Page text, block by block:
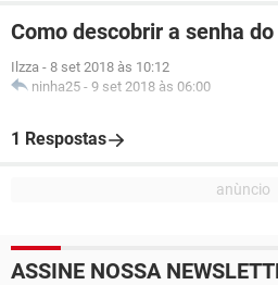
Como descobrir a senha
Ilzza - 8 set 2018 às 10:12
ninha25 - 9 set 2018 às 06:00
1 Respostas
ASSINE NOSSA